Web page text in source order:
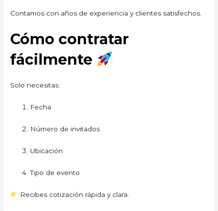
Contamos con años de experiencia y clientes satisfechos.
Cómo contratar
fácilmente
Solo necesitas:
Fecha
Número de invitados
Ubicación
Tipo de evento
Recibes cotización rápida y clara.